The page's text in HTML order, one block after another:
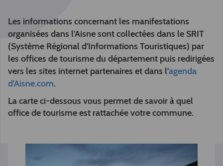
Les informations concernant les manifestations
organisées dans l'Aisne sont collectées dans le SRIT
(Système Régional d'Informations Touristiques) par
les offices de tourisme du département puis redirigées
vers les sites internet partenaires et dans l'agenda
d'Aisne.com.
La carte ci-dessous vous permet de savoir à quel
office de tourisme est rattachée votre commune.